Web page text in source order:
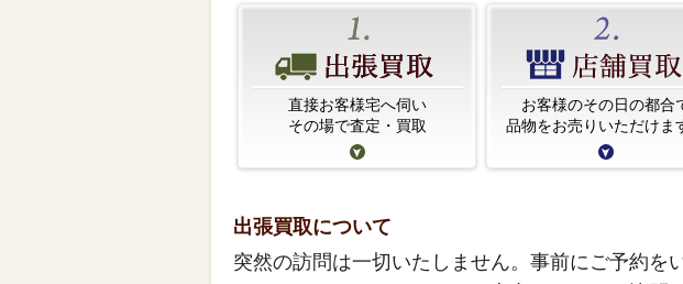
直接お客様宅へ伺い
その場で査定・買取
お客様のその日の都合
品物をお売りいただけま
出張買取について
突然の訪問は一切いたしません。事前にご予約を